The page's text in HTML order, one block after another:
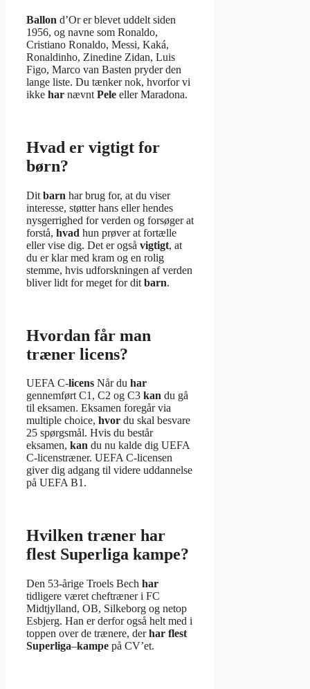
Ballon d’Or er blevet uddelt siden
1956, og navne som Ronaldo,
Cristiano Ronaldo, Messi, Kaká,
Ronaldinho, Zinedine Zidan, Luis
Figo, Marco van Basten pryder den
lange liste. Du tænker nok, hvorfor vi
ikke har nævnt Pele eller Maradona.
Hvad er vigtigt for
børn?
Dit barn har brug for, at du viser
interesse, støtter hans eller hendes
nysgerrighed for verden og forsøger at
forstå, hvad hun prøver at fortælle
eller vise dig. Det er også vigtigt, at
du er klar med kram og en rolig
stemme, hvis udforskningen af verden
bliver lidt for meget for dit barn.
Hvordan får man
træner licens?
UEFA C-licens Når du har
gennemført C1, C2 og C3 kan du gå
til eksamen. Eksamen foregår via
multiple choice, hvor du skal besvare
25 spørgsmål. Hvis du består
eksamen, kan du nu kalde dig UEFA
C-licenstræner. UEFA C-licensen
giver dig adgang til videre uddannelse
på UEFA B1.
Hvilken træner har
flest Superliga kampe?
Den 53-årige Troels Bech har
tidligere været cheftræner i FC
Midtjylland, OB, Silkeborg og netop
Esbjerg. Han er derfor også helt med i
toppen over de trænere, derhar flest
Superliga–kampe på CV’et.